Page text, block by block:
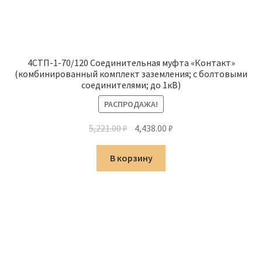
4СТП-1-70/120 Соединительная муфта «Контакт»
(комбинированный комплект заземления; с болтовыми
соединителями; до 1кВ)
РАСПРОДАЖА!
5,221.00₽ Первоначальная
цена
составляла
5,221.00 ₽.
4,438.00₽
В корзину